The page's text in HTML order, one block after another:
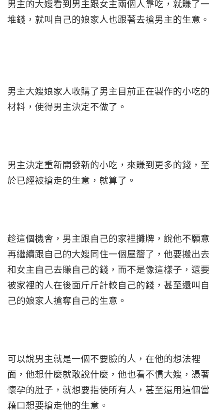
男主的大嫂看到男主跟女主兩個人靠吃，就賺了一
堆錢，就叫自己的娘家人也跟著去搶男主的生意。
男主大嫂娘家人收購了男主目前正在製作的小吃的
材料，使得男主決定不做了。
男主決定重新開發新的小吃，來賺到更多的錢，至
於已經被搶走的生意，就算了。
趁這個機會，男主跟自己的家裡攤牌，說他不願意
再繼續跟自己的大嫂同住一個屋簷了，他要搬出去
和女主自己去賺自己的錢，而不是像這樣子，還要
被家裡的人在後面斤斤計較自己的錢，甚至還叫自
己的娘家人搶奪自己的生意。
可以說男主就是一個不要臉的人，在他的想法裡
面，他想什麼就敢說什麼，他也看不慣大嫂，憑著
懷孕的肚子，就想要指使所有人，甚至還用這個當
藉口想要搶走他的生意。